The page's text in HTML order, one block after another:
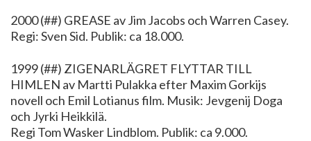
2000 (##) GREASE av Jim Jacobs och Warren Casey.
Regi: Sven Sid. Publik: ca 18.000.
1999 (##) ZIGENARLÄGRET FLYTTAR TILL
HIMLEN av Martti Pulakka efter Maxim Gorkijs
novell och Emil Lotianus film. Musik: Jevgenij Doga
och Jyrki Heikkilä.
Regi Tom Wasker Lindblom. Publik: ca 9.000.